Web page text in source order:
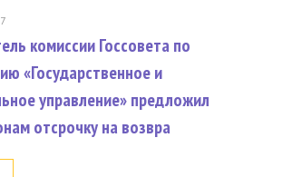
комиссии Госсовета по
«Государственное и
управление» предложил
отсрочку на возвра